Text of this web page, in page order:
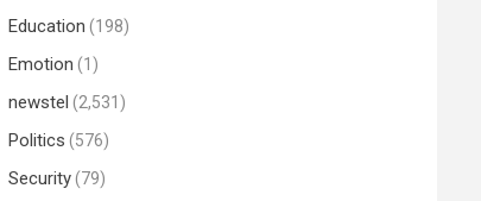
Education (198)
Emotion (1)
newstel (2,531)
Politics (576)
Security(79)